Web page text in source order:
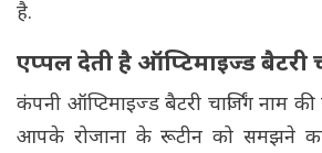
है.
एप्पल देती है ऑप्टिमाइज्ड बैटरी
कंपनी ऑप्टिमाइज्ड बैटरी चार्जिंग नाम
आपके रोजाना के रूटीन को समझने